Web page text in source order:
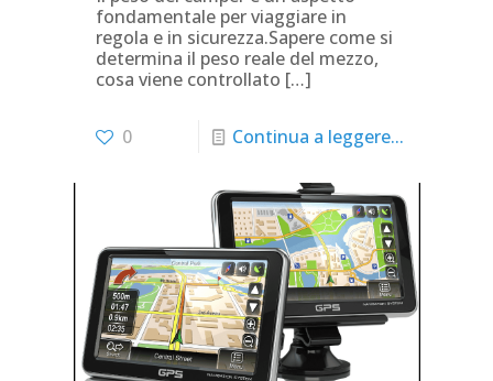
fondamentale per viaggiare in
regola e in sicurezza.Sapere come si
determina il peso reale del mezzo,
cosa viene controllato […]
0 Continua a leggere...